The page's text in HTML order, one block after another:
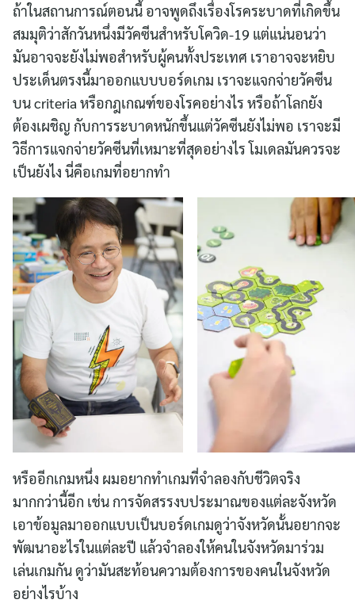
ถ้าในสถานการณ์ตอนนี้ อาจพูดถึงเรื่องโรคระบาดที่เกิดขึ้น
สมมุติว่าสักวันหนึ่งมีวัคซีนสำหรับโควิด-19 แต่แน่นอนว่า
มันอาจจะยังไม่พอสำหรับผู้คนทั้งประเทศ เราอาจจะหยิบ
ประเด็นตรงนี้มาออกแบบบอร์ดเกม เราจะแจกจ่ายวัคซีน
บน criteria หรือกฎเกณฑ์ของโรคอย่างไร หรือถ้าโลกยัง
ต้องเผชิญ กับการระบาดหนักขึ้นแต่วัคซีนยังไม่พอ เราจะมี
วิธีการแจกจ่ายวัคซีนที่เหมาะที่สุดอย่างไร โมเดลมันควรจะ
เป็นยังไง นี่คือเกมที่อยากทำ
หรืออีกเกมหนึ่ง ผมอยากทำเกมที่จำลองกับชีวิตจริง
มากกว่านี้อีก เช่น การจัดสรรงบประมาณของแต่ละจังหวัด
เอาข้อมูลมาออกแบบเป็นบอร์ดเกมดูว่าจังหวัดนั้นอยากจะ
พัฒนาอะไรในแต่ละปี แล้วจำลองให้คนในจังหวัดมาร่วม
เล่นเกมกัน ดูว่ามันสะท้อนความต้องการของคนในจังหวัด
อย่างไรบ้าง